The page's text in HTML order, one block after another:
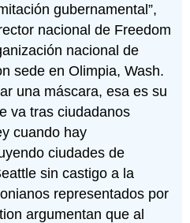
gubernamental”,
nacional de Freedom
nacional de
sede en Olimpia, Wash.
una máscara, esa es su
va tras ciudadanos
cuando hay
ciudades de
sin castigo a la
representados por
argumentan que al